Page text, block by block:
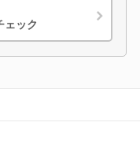
ェック